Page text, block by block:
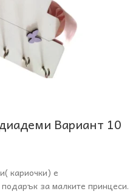
Вариант 10
кариочки) е
за малките принцеси.